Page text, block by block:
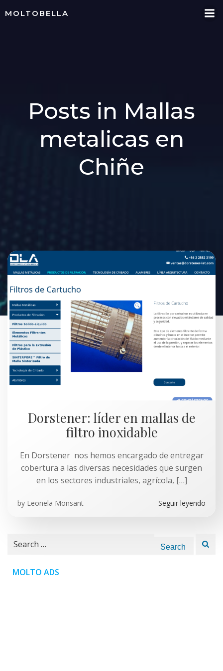
MOLTOBELLA
Posts in Mallas
metalicas en
Chiñe
Dorstener: líder en mallas de
filtro inoxidable
En Dorstener nos hemos encargado de entregar
cobertura a las diversas necesidades que surgen
en los sectores industriales, agrícola, […]
by Leonela Monsant Seguir leyendo
Search
MOLTO ADS